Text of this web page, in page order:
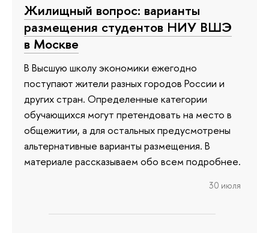
Жилищный вопрос: варианты
размещения студентов НИУ ВШЭ
в Москве
В Высшую школу экономики ежегодно
поступают жители разных городов России и
других стран. Определенные категории
обучающихся могут претендовать на место в
общежитии, а для остальных предусмотрены
альтернативные варианты размещения. В
материале рассказываем обо всем подробнее.
30 июля